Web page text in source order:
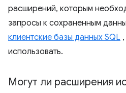
расширений, которым
запросы к сохраненным
клиентские базы данных SQL
использовать.
Могут ли расширения